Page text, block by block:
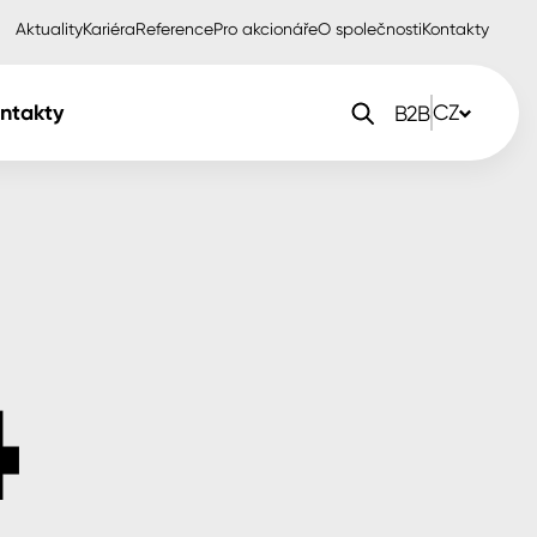
AktualityKariéraReferencePro akcionářeO společnostiKontakty
B2BCZ